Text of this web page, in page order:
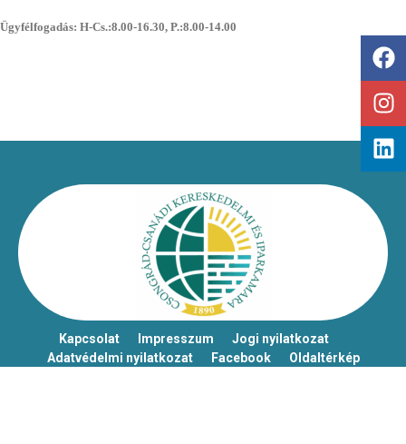
Ügyfélfogadás: H-Cs.:8.00-16.30, P.:8.00-14.00
Kapcsolat Impresszum
Jogi nyilatkozat
Adatvédelmi nyilatkozat
Facebook Oldaltérkép